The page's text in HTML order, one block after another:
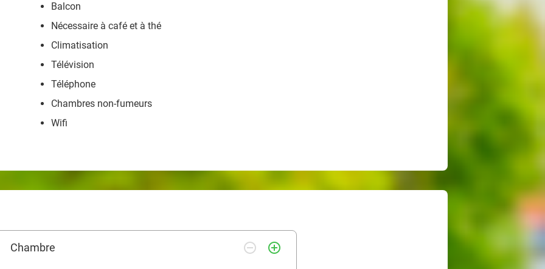
Balcon
Nécessaire à café et à thé
Climatisation
Télévision
Téléphone
Chambres non-fumeurs
Wifi
Chambre remove_circle_outline add_circle_outline